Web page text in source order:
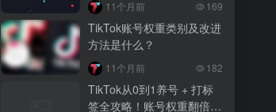
越南监管出手核查Shopee、TikTok
Shop涨价行为，佣金调整遭调查
3 月前
TikTok Shop 印尼推出出海项目 助力本
土品牌开拓东南亚市场
11个月前 169
TikTok账号权重类别及改进
方法是什么？
11个月前 182
TikTok从0到1养号 + 打标
签全攻略！账号权重翻倍、